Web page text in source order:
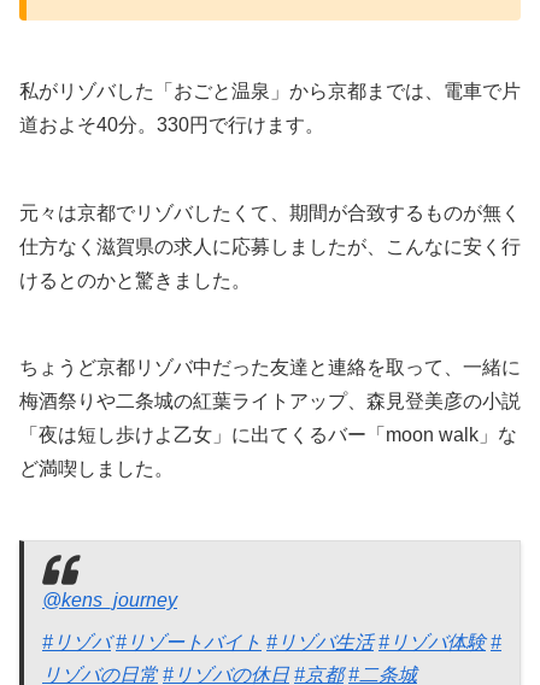
私がリゾバした「おごと温泉」から京都までは、電車で片
道およそ40分。330円で行けます。
元々は京都でリゾバしたくて、期間が合致するものが無く
仕方なく滋賀県の求人に応募しましたが、こんなに安く行
けるとのかと驚きました。
ちょうど京都リゾバ中だった友達と連絡を取って、一緒に
梅酒祭りや二条城の紅葉ライトアップ、森見登美彦の小説
「夜は短し歩けよ乙女」に出てくるバー「moon walk」な
ど満喫しました。
@kens_journey
#リゾバ #リゾートバイト #リゾバ生活 #リゾバ体験 #
リゾバの日常 #リゾバの休日 #京都 #二条城